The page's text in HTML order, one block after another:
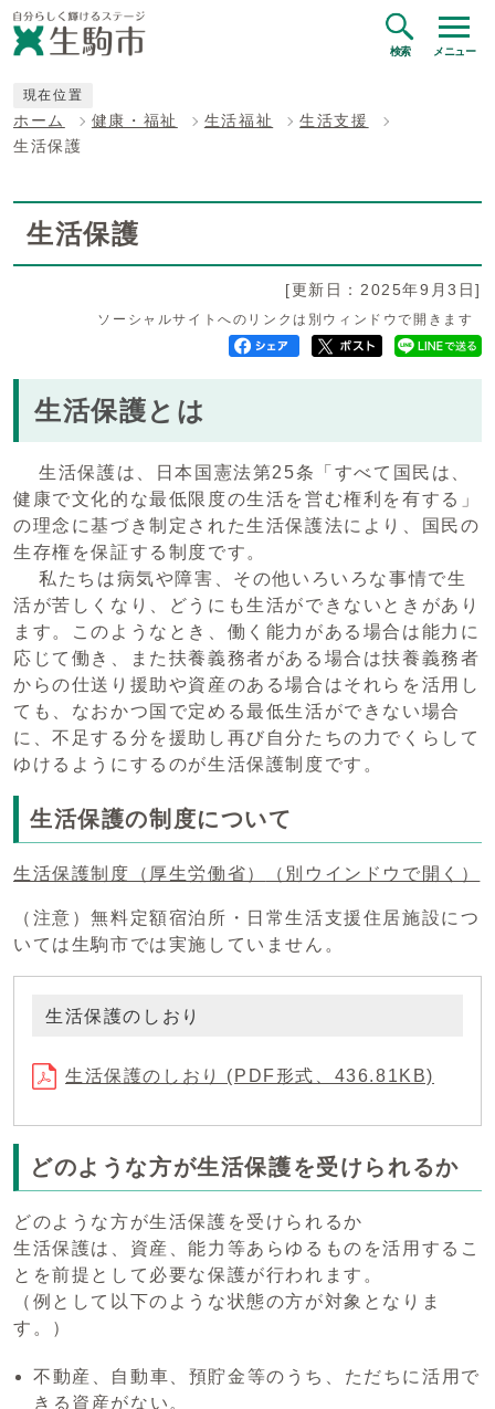
検索 メニュー
現在位置
ホーム 健康・福祉 生活福祉
生活支援
生活保護
生活保護
[更新日：2025年9月3日]
ソーシャルサイトへのリンクは別ウィンドウで開きます
生活保護とは
生活保護は、日本国憲法第25条「すべて国民は、
健康で文化的な最低限度の生活を営む権利を有する」
の理念に基づき制定された生活保護法により、国民の
生存権を保証する制度です。
私たちは病気や障害、その他いろいろな事情で生
活が苦しくなり、どうにも生活ができないときがあり
ます。このようなとき、働く能力がある場合は能力に
応じて働き、また扶養義務者がある場合は扶養義務者
からの仕送り援助や資産のある場合はそれらを活用し
ても、なおかつ国で定める最低生活ができない場合
に、不足する分を援助し再び自分たちの力でくらして
ゆけるようにするのが生活保護制度です。
生活保護の制度について
生活保護制度（厚生労働省） （別ウインドウで開く）
（注意）無料定額宿泊所・日常生活支援住居施設につ
いては生駒市では実施していません。
生活保護のしおり
生活保護のしおり (PDF形式、436.81KB)
どのような方が生活保護を受けられるか
どのような方が生活保護を受けられるか
生活保護は、資産、能力等あらゆるものを活用するこ
とを前提として必要な保護が行われます。
（例として以下のような状態の方が対象となりま
す。）
不動産、自動車、預貯金等のうち、ただちに活用で
きる資産がない。